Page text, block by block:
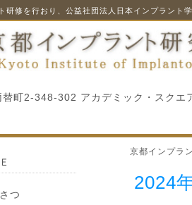
研修を行おり、公益社団法人日本インプラン
替町2-348-302 アカデミック・スクエ
京都インプラ
2024
つ